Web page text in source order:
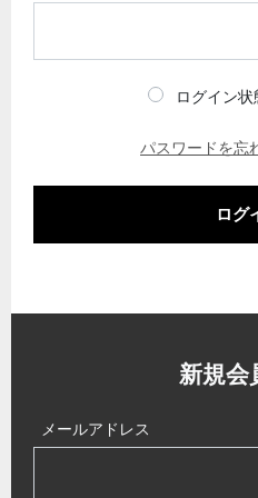
ログイン
パスワードを忘
ログ
新規会
メールアドレス